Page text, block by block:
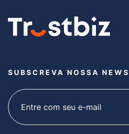
SUBSCREVA NOSSA
Subscribe
newsletter